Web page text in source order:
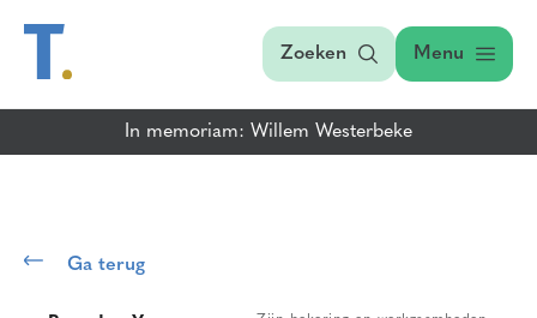
Zoeken Menu
In memoriam: Willem Westerbeke
Ga terug